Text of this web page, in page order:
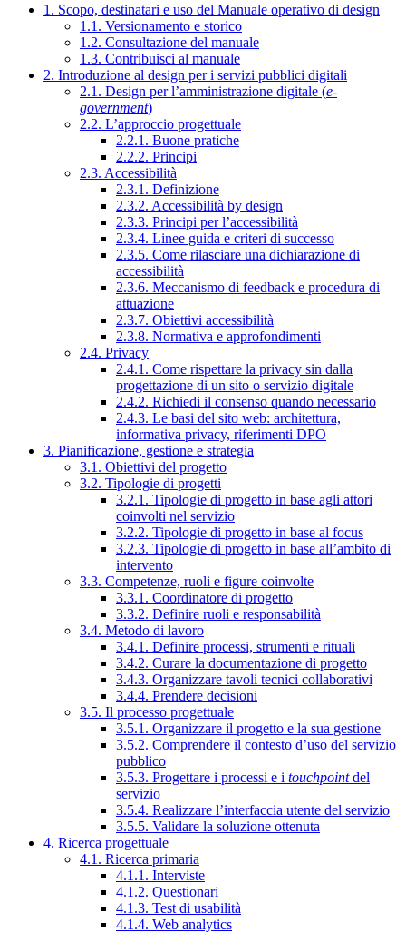
1. Scopo, destinatari e uso del Manuale operativo di design
1.1. Versionamento e storico
1.2. Consultazione del manuale
1.3. Contribuisci al manuale
2. Introduzione al design per i servizi pubblici digitali
2.1. Design per l’amministrazione digitale (e-
government)
2.2. L’approccio progettuale
2.2.1. Buone pratiche
2.2.2. Principi
2.3. Accessibilità
2.3.1. Definizione
2.3.2. Accessibilità by design
2.3.3. Principi per l’accessibilità
2.3.4. Linee guida e criteri di successo
2.3.5. Come rilasciare una dichiarazione di
accessibilità
2.3.6. Meccanismo di feedback e procedura di
attuazione
2.3.7. Obiettivi accessibilità
2.3.8. Normativa e approfondimenti
2.4. Privacy
2.4.1. Come rispettare la privacy sin dalla
progettazione di un sito o servizio digitale
2.4.2. Richiedi il consenso quando necessario
2.4.3. Le basi del sito web: architettura,
informativa privacy, riferimenti DPO
3. Pianificazione, gestione e strategia
3.1. Obiettivi del progetto
3.2. Tipologie di progetti
3.2.1. Tipologie di progetto in base agli attori
coinvolti nel servizio
3.2.2. Tipologie di progetto in base al focus
3.2.3. Tipologie di progetto in base all’ambito di
intervento
3.3. Competenze, ruoli e figure coinvolte
3.3.1. Coordinatore di progetto
3.3.2. Definire ruoli e responsabilità
3.4. Metodo di lavoro
3.4.1. Definire processi, strumenti e rituali
3.4.2. Curare la documentazione di progetto
3.4.3. Organizzare tavoli tecnici collaborativi
3.4.4. Prendere decisioni
3.5. Il processo progettuale
3.5.1. Organizzare il progetto e la sua gestione
3.5.2. Comprendere il contesto d’uso del servizio
pubblico
3.5.3. Progettare i processi e i touchpointdel
servizio
3.5.4. Realizzare l’interfaccia utente del servizio
3.5.5. Validare la soluzione ottenuta
4. Ricerca progettuale
4.1. Ricerca primaria
4.1.1. Interviste
4.1.2. Questionari
4.1.3. Test di usabilità
4.1.4. Web analytics